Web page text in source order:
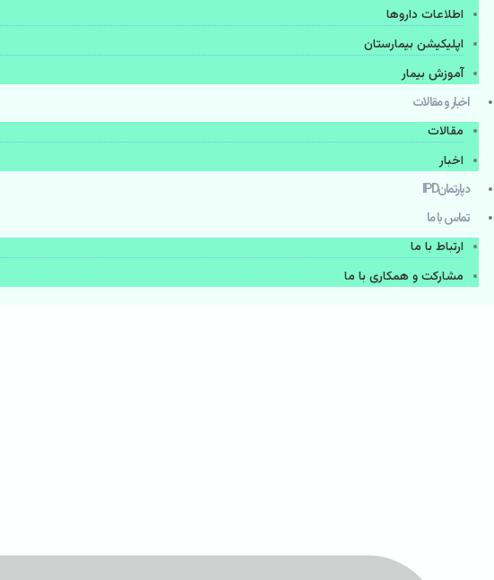
اطلاعات دارو‌ها
اپليكيشن بيمارستان
آموزش بیمار
اخبار و مقالات
مقالات
اخبار
دپارتمانIPD
تماس با ما
ارتباط با ما
مشاركت و همكاری با ما